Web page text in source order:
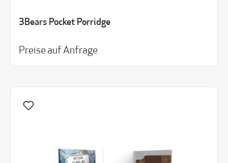
3Bears Pocket Porridge
Preise auf Anfrage